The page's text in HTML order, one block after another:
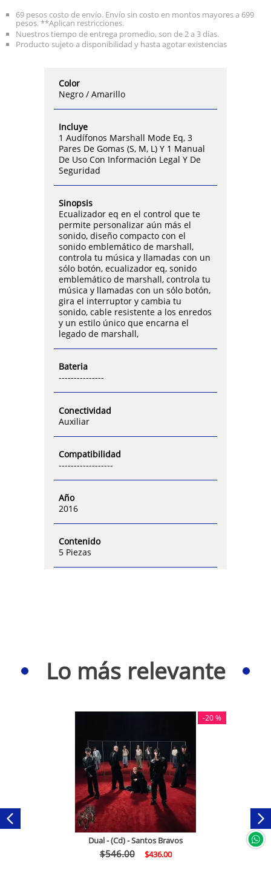
69 pesos costo de envío. Envío sin costo en montos mayores a 699
pesos. **Aplican restricciones.
Nuestros tiempo de entrega promedio, son de 2 a 3 días.
Producto sujeto a disponibilidad y hasta agotar existencias
Color
Negro / Amarillo
Incluye
1 Audífonos Marshall Mode Eq, 3
Pares De Gomas (S, M, L) Y 1 Manual
De Uso Con Información Legal Y De
Seguridad
Sinopsis
Ecualizador eq en el control que te
permite personalizar aún más el
sonido, diseño compacto con el
sonido emblemático de marshall,
controla tu música y llamadas con un
sólo botón, ecualizador eq, sonido
emblemático de marshall, controla tu
música y llamadas con un sólo botón,
gira el interruptor y cambia tu
sonido, cable resistente a los enredos
y un estilo único que encarna el
legado de marshall,
Bateria
---------------
Conectividad
Auxiliar
Compatibilidad
------------------
Año
2016
Contenido
5 Piezas
Lo más relevante
-20 %
Dual - (Cd) - Santos Bravos
$546.00 $436.00